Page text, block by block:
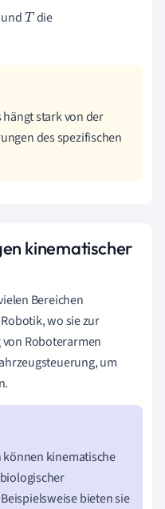
Tdie
stark von der
des spezifischen
kinematischer
Bereichen
wo sie zur
Roboterarmen
um
kinematische
bieten sie